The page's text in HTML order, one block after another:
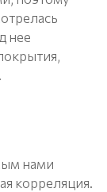
нее
нами
корреляция.